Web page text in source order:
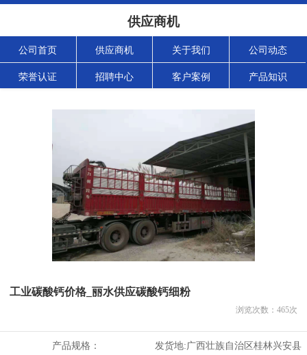
供应商机
公司首页 供应商机 关于我们 公司动态
荣誉认证 招聘中心 客户案例 产品知识
工业碳酸钙价格_丽水供应碳酸钙细粉
浏览次数： 465次
产品规格： 发货地:广西壮族自治区桂林兴安县